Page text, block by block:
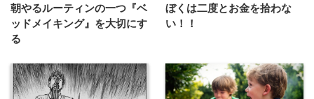
朝やるルーティンの一つ『ベ
ッドメイキング』を大切にす
る
ぼくは二度とお金を拾わな
い！！